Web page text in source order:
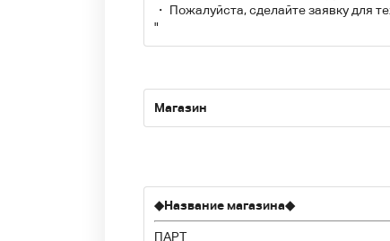
・ Пожалуйста, сделайте заявку для
"
Магазин
◆Название магазина◆
ПАРТ